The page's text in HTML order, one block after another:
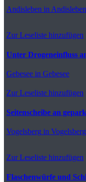
Andisleben in Andisleben
Zur Leseliste hinzufügen
Unter Drogeneinfluss
Gebesee in Gebesee
Zur Leseliste hinzufügen
Seitenscheibe an
Vogelsberg in Vogelsberg
Zur Leseliste hinzufügen
Flaschenwürfe und